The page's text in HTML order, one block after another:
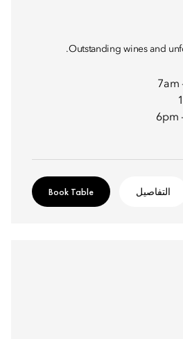
Outstanding wines and
7am
6pm
التفاصيل Book Table